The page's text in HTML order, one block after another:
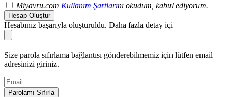
Miyavru.com Kullanım Şartlarını okudum, kabul ediyorum.
Hesap Oluştur
Hesabınız başarıyla oluşturuldu. Daha fazla detay içi
Size parola sıfırlama bağlantısı gönderebilmemiz için lütfen email
adresinizi giriniz.
Parolamı Sıfırla